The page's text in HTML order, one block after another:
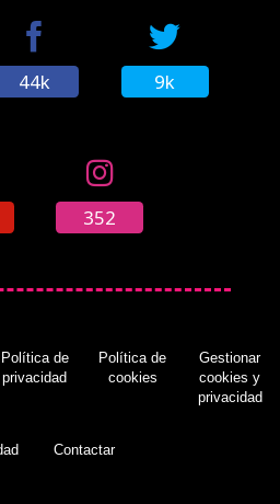
44k 9k
352
Política de
privacidad
Política de
cookies
Gestionar
cookies y
privacidad
Contactar